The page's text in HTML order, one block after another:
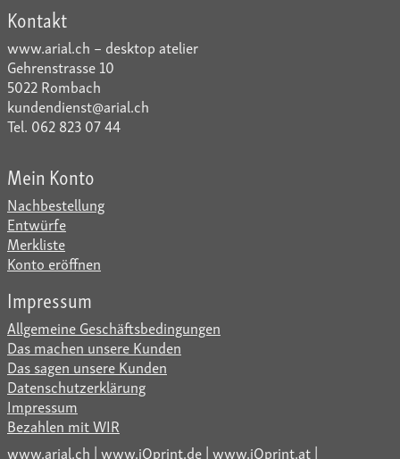
Kontakt
www.arial.ch – desktop atelier
Gehrenstrasse 10
5022 Rombach
kundendienst@arial.ch
Tel. 062 823 07 44
Mein Konto
Nachbestellung
Entwürfe
Merkliste
Konto eröffnen
Impressum
Allgemeine Geschäftsbedingungen
Das machen unsere Kunden
Das sagen unsere Kunden
Datenschutzerklärung
Impressum
Bezahlen mit WIR
www.arial.ch |www.iQprint.de|www.iQprint.at|